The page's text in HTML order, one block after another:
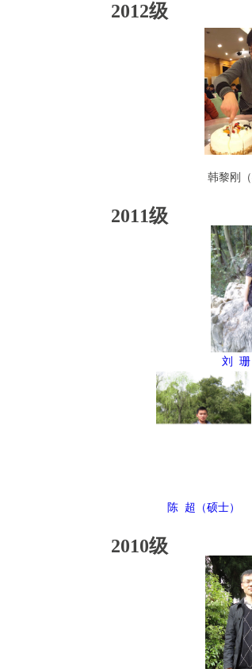
2012级
韩黎刚
2011级
刘 珊
陈 超（硕士）
2010级